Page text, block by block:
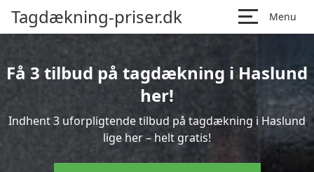
Tagdækning-priser.dk Menu
Få 3 tilbud på tagdækning i Haslund
her!
Indhent 3 uforpligtende tilbud på tagdækning i Haslund
lige her – helt gratis!